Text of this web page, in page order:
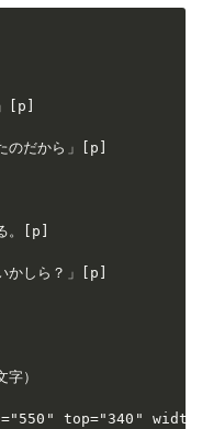
[p]
のだから」[p]
。[p]
かしら？」[p]
）
top="340"